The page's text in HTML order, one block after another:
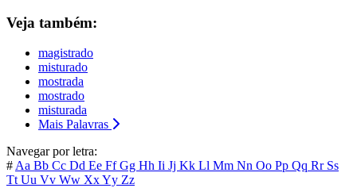
Veja também:
magistrado
misturado
mostrada
mostrado
misturada
Mais Palavras
Navegar por letra:
#Aa Bb Cc Dd Ee FfGg Hh Ii Jj Kk Ll Mm Nn Oo Pp Qq Rr Ss
TtUu Vv Ww XxYy Zz